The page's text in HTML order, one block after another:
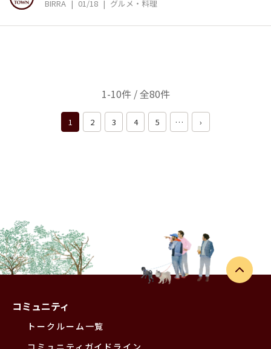
BIRRA | 01/18 | グルメ・料理
1-10件 / 全80件
1 2 3 4 5 … ›
コミュニティ
トークルーム一覧
コミュニティガイドライン